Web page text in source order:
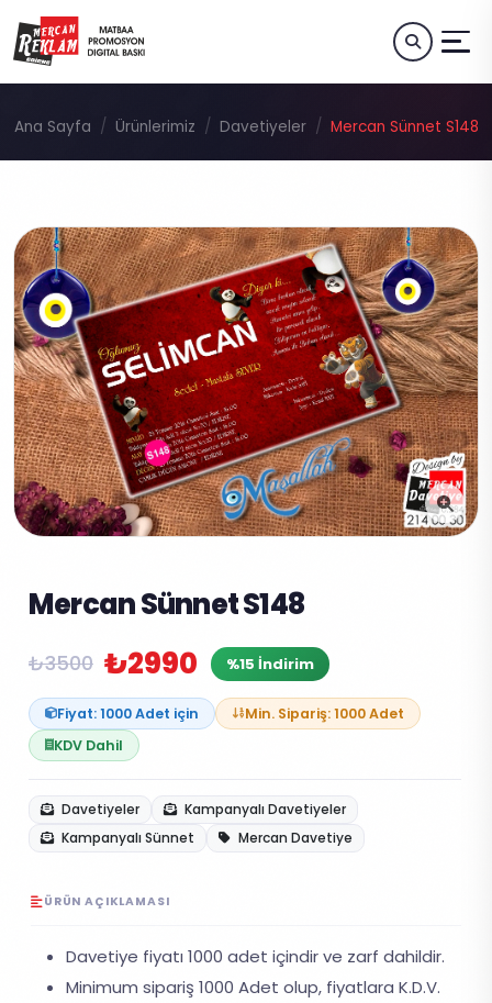
Ana Sayfa Ürünlerimiz Davetiyeler Mercan Sünnet S148
Mercan Sünnet S148
₺3500 ₺2990 %15 İndirim
Fiyat: 1000 Adet için
Min. Sipariş: 1000 Adet
KDV Dahil
Davetiyeler
Kampanyalı Davetiyeler
Kampanyalı Sünnet
Mercan Davetiye
ÜRÜN AÇIKLAMASI
Davetiye fiyatı 1000 adet içindir ve zarf dahildir.
Minimum sipariş 1000 Adet olup, fiyatlara K.D.V.